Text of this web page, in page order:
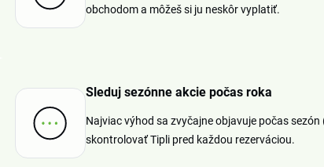
obchodom a môžeš si ju neskôr vyplatiť.
Sleduj sezónne akcie počas roka
Najviac výhod sa zvyčajne objavuje počas
skontrolovať Tipli pred každou rezerváciou.